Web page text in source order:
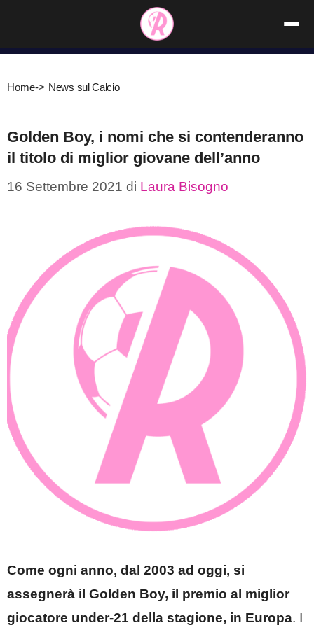
contenuto
Home-> News sul Calcio
Golden Boy, i nomi che si contenderanno
il titolo di miglior giovane dell’anno
16 Settembre 2021 di Laura Bisogno
Come ogni anno, dal 2003 ad oggi, si
assegnerà il Golden Boy, il premio al miglior
giocatore under-21 della stagione, in Europa. I